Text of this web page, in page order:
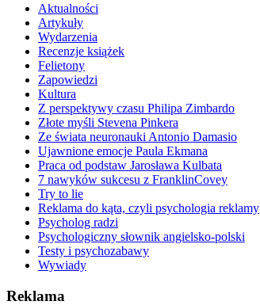
Aktualności
Artykuły
Wydarzenia
Recenzje książek
Felietony
Zapowiedzi
Kultura
Z perspektywy czasu Philipa Zimbardo
Złote myśli Stevena Pinkera
Ze świata neuronauki Antonio Damasio
Ujawnione emocje Paula Ekmana
Praca od podstaw Jarosława Kulbata
7 nawyków sukcesu z FranklinCovey
Try to lie
Reklama do kąta, czyli psychologia reklamy
Psycholog radzi
Psychologiczny słownik angielsko-polski
Testy i psychozabawy
Wywiady
Reklama